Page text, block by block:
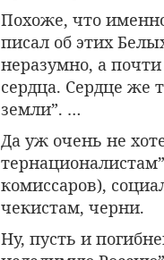
Похоже, что
писал об этих
неразумно, а
сердца. Сердце же
земли”. …
Да уж очень не
тернационалистам
комиссаров),
чекистам, черни.
Ну, пусть и